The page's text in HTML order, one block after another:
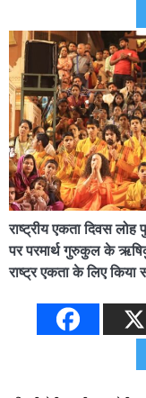
राष्ट्रीय एकता दिवस
पर परमार्थ गुरुकुल के
राष्ट्र एकता के लिए किया